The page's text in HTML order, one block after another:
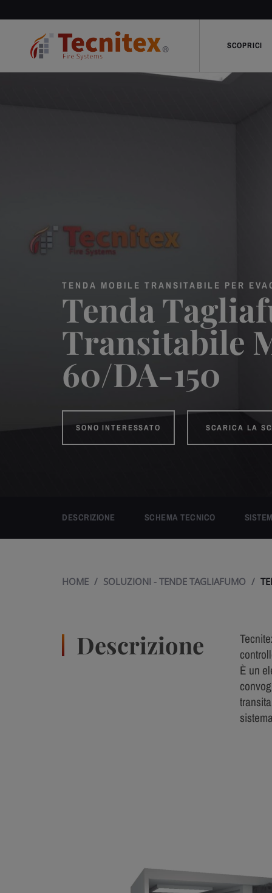
SCOPRICI
TENDA MOBILE TRANSITABILE PER
Tenda
Transitabile
60/DA-150
SONO INTERESSATO SCARICA LA
DESCRIZIONE SCHEMA TECNICO
HOME / SOLUZIONI - TENDE TAGLIAFUMO /
Descrizione
È un